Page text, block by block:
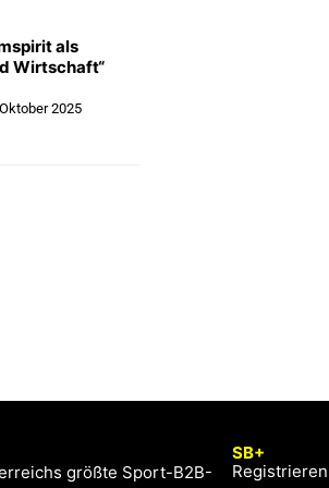
als
Wirtschaft“
2025
größte Sport-B2B-
SB+
Registrieren